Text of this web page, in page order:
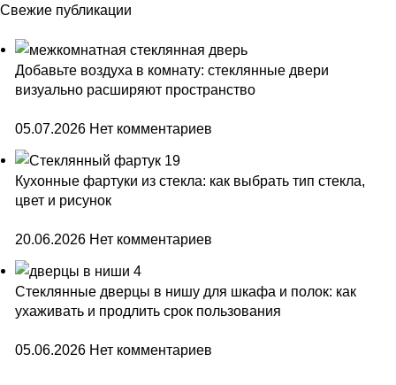
Свежие публикации
Добавьте воздуха в комнату: стеклянные двери
визуально расширяют пространство
05.07.2026 Нет комментариев
Кухонные фартуки из стекла: как выбрать тип стекла,
цвет и рисунок
20.06.2026 Нет комментариев
Стеклянные дверцы в нишу для шкафа и полок: как
ухаживать и продлить срок пользования
05.06.2026 Нет комментариев